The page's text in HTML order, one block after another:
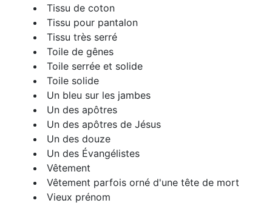
Tissu de coton
Tissu pour pantalon
Tissu très serré
Toile de gênes
Toile serrée et solide
Toile solide
Un bleu sur les jambes
Un des apôtres
Un des apôtres de Jésus
Un des douze
Un des Évangélistes
Vêtement
Vêtement parfois orné d'une tête de mort
Vieux prénom